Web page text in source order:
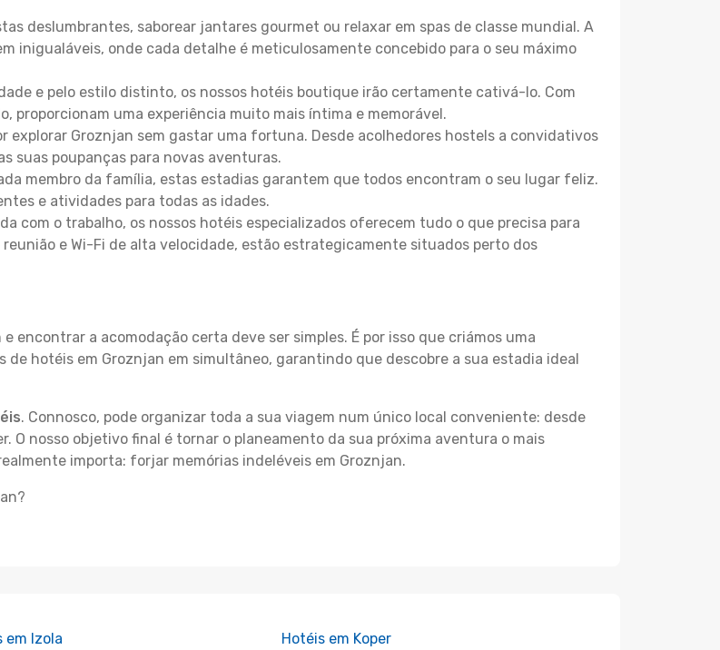
deslumbrantes, saborear jantares gourmet ou relaxar em spas de classe mundial. A
inigualáveis, onde cada detalhe é meticulosamente concebido para o seu máximo
e pelo estilo distinto, os nossos hotéis boutique irão certamente cativá-lo. Com
proporcionam uma experiência muito mais íntima e memorável.
explorar Groznjan sem gastar uma fortuna. Desde acolhedores hostels a convidativos
suas poupanças para novas aventuras.
membro da família, estas estadias garantem que todos encontram o seu lugar feliz.
e atividades para todas as idades.
com o trabalho, os nossos hotéis especializados oferecem tudo o que precisa para
e Wi-Fi de alta velocidade, estão estrategicamente situados perto dos
encontrar a acomodação certa deve ser simples. É por isso que criámos uma
hotéis em Groznjan em simultâneo, garantindo que descobre a sua estadia ideal
. Connosco, pode organizar toda a sua viagem num único local conveniente: desde
O nosso objetivo final é tornar o planeamento da sua próxima aventura o mais
importa: forjar memórias indeléveis em Groznjan.
em Izola Hotéis em Koper